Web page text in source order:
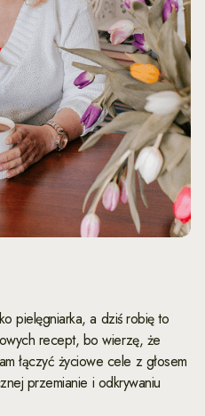
pielęgniarka, a dziś robię to
recept, bo wierzę, że
łączyć życiowe cele z głosem
przemianie i odkrywaniu